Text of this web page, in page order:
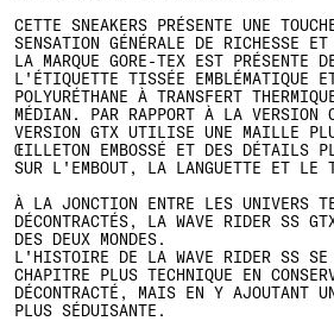
CETTE SNEAKERS PRÉSENTE UNE
SENSATION GÉNÉRALE DE RICHESSE
LA MARQUE GORE-TEX EST PRÉSENTE
L'ÉTIQUETTE TISSÉE EMBLÉMATIQUE
POLYURÉTHANE À TRANSFERT
MÉDIAN. PAR RAPPORT À LA VERSION
VERSION GTX UTILISE UNE MAILLE
ŒILLETON EMBOSSÉ ET DES DÉTAILS
SUR L'EMBOUT, LA LANGUETTE ET LE
À LA JONCTION ENTRE LES UNIVERS
DÉCONTRACTÉS, LA WAVE RIDER SS
ES DEUX MONDES.
L'HISTOIRE DE LA WAVE RIDER SS SE
HAPITRE PLUS TECHNIQUE EN
ÉCONTRACTÉ, MAIS EN Y AJOUTANT
LUS SÉDUISANTE.